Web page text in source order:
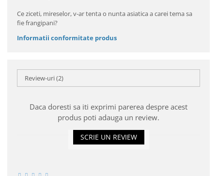
Ce ziceti, mireselor, v-ar tenta o nunta asiatica a carei tema sa
fie frangipani?
Informatii conformitate produs
Review-uri(2)
Daca doresti sa iti exprimi parerea despre acest
produs poti adauga un review.
SCRIE UN REVIEW